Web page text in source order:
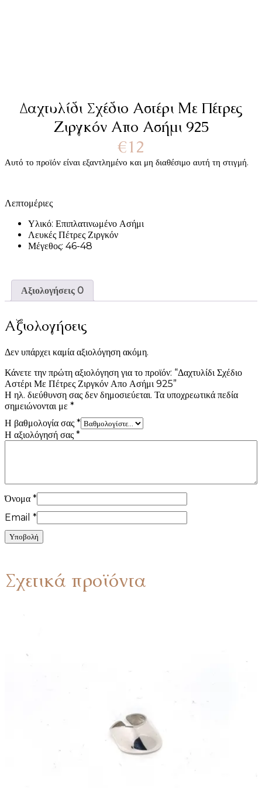
Δαχτυλίδι Σχέδιο Αστέρι Με Πέτρες
Ζιργκόν Απο Ασήμι 925
Λεπτομέριες
Υλικό: Επιπλατινωμένο Ασήμι
Λευκές Πέτρες Ζιργκόν
Μέγεθος: 46-48
€12
Αυτό το προϊόν είναι εξαντλημένο και μη διαθέσιμο αυτή τη στιγμή.
Αξιολογήσεις 0
Αξιολογήσεις
Δεν υπάρχει καμία αξιολόγηση ακόμη.
Κάνετε την πρώτη αξιολόγηση για το προϊόν: “Δαχτυλίδι Σχέδιο
Αστέρι Με Πέτρες Ζιργκόν Απο Ασήμι 925”
Η ηλ. διεύθυνση σας δεν δημοσιεύεται. Τα υποχρεωτικά πεδία
σημειώνονται με *
Η βαθμολογία σας *
Η αξιολόγησή σας *
Όνομα *
Email *
Σχετικά προϊόντα